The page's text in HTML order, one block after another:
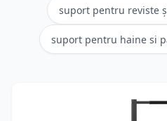
suport pentru reviste
suport pentru haine si